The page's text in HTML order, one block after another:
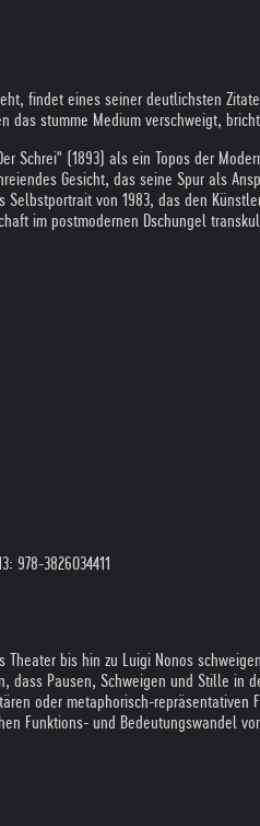
findet eines seiner deutlichsten
das stumme Medium verschweigt,
Schrei" (1893) als ein Topos der
Gesicht, das seine Spur als
von 1983, das den
im postmodernen Dschungel
978-3826034411
bis hin zu Luigi Nonos
dass Pausen, Schweigen und Stille
oder metaphorisch-
Funktions- und Bedeutungswandel